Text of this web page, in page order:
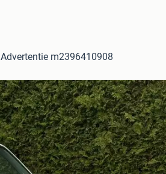
Advertentie m2396410908